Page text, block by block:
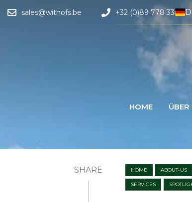
sales@withofs.be +32 (0)89 778 330
HOME ÜBER
SHARE HOME ABOUT-US
SERVICES